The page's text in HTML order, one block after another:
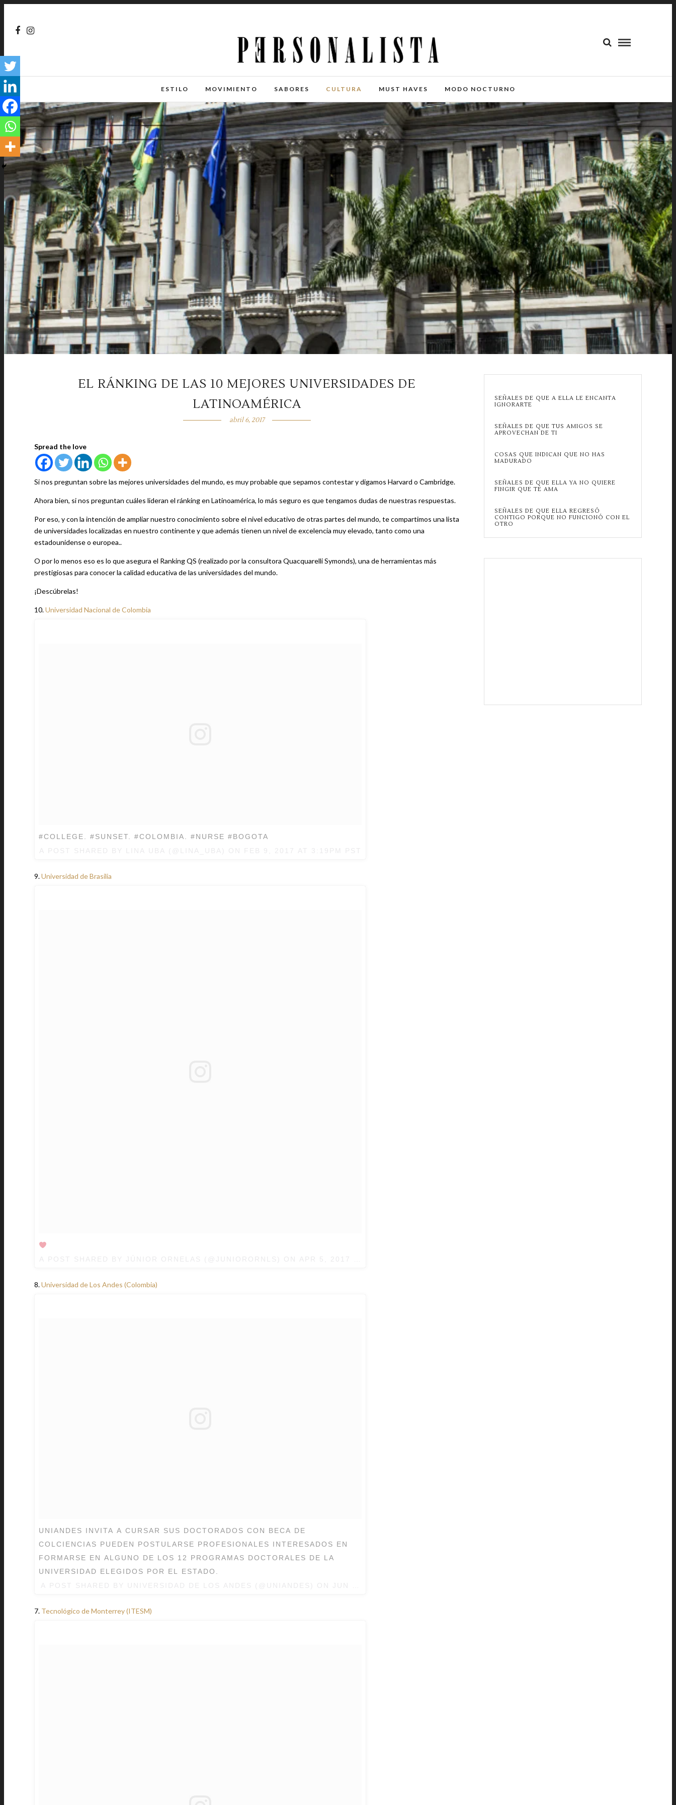
ESTILO MOVIMIENTO SABORES CULTURA MUST HAVES MODO NOCTURNO
EL RÁNKING DE LAS 10 MEJORES UNIVERSIDADES DE
LATINOAMÉRICA
abril 6, 2017
Spread the love
Si nos preguntan sobre las mejores universidades del mundo, es muy probable que sepamos contestar y digamos Harvard o Cambridge.
Ahora bien, si nos preguntan cuáles lideran el ránking en Latinoamérica, lo más seguro es que tengamos dudas de nuestras respuestas.
Por eso, y con la intención de ampliar nuestro conocimiento sobre el nivel educativo de otras partes del mundo, te compartimos una lista
de universidades localizadas en nuestro continente y que además tienen un nivel de excelencia muy elevado, tanto como una
estadounidense o europea..
O por lo menos eso es lo que asegura el Ranking QS (realizado por la consultora Quacquarelli Symonds), una de herramientas más
prestigiosas para conocer la calidad educativa de las universidades del mundo.
¡Descúbrelas!
10.Universidad Nacional de Colombia
#COLLEGE. #SUNSET. #COLOMBIA. #NURSE #BOGOTA
9.Universidad de Brasilia
8.Universidad de Los Andes (Colombia)
UNIANDES INVITA A CURSAR SUS DOCTORADOS CON BECA DE
COLCIENCIAS PUEDEN POSTULARSE PROFESIONALES INTERESADOS EN
FORMARSE EN ALGUNO DE LOS 12 PROGRAMAS DOCTORALES DE LA
UNIVERSIDAD ELEGIDOS POR EL ESTADO.
7. Tecnológico de Monterrey (ITESM)
SEÑALES DE QUE A ELLA LE ENCANTA
IGNORARTE
SEÑALES DE QUE TUS AMIGOS SE
APROVECHAN DE TI
COSAS QUE INDICAN QUE NO HAS
MADURADO
SEÑALES DE QUE ELLA YA NO QUIERE
FINGIR QUE TE AMA
SEÑALES DE QUE ELLA REGRESÓ
CONTIGO PORQUE NO FUNCIONÓ CON EL
OTRO